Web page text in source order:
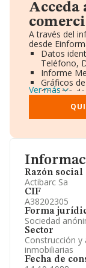
Razón social
Actibarc Sa
CIF
A38202305
Forma
Sociedad
Sector
Construcción y
inmobiliarias
Fecha de
A través del
desde
Datos
Teléfono,
Informe
Gráficos
Consejo
Directivos
Accionistas.
Ver más